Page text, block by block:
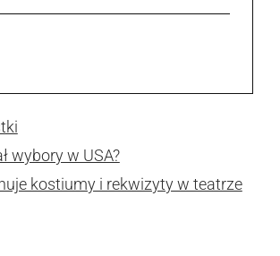
wybory w USA?
kostiumy i rekwizyty w teatrze